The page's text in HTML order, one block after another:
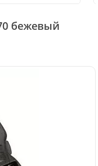
бежевый